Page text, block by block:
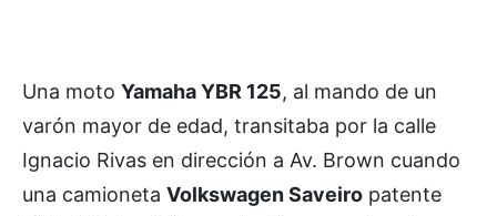
Una moto Yamaha YBR 125, al mando de un
varón mayor de edad, transitaba por la calle
Ignacio Rivas en dirección a Av. Brown cuando
una camioneta Volkswagen Saveiro patente